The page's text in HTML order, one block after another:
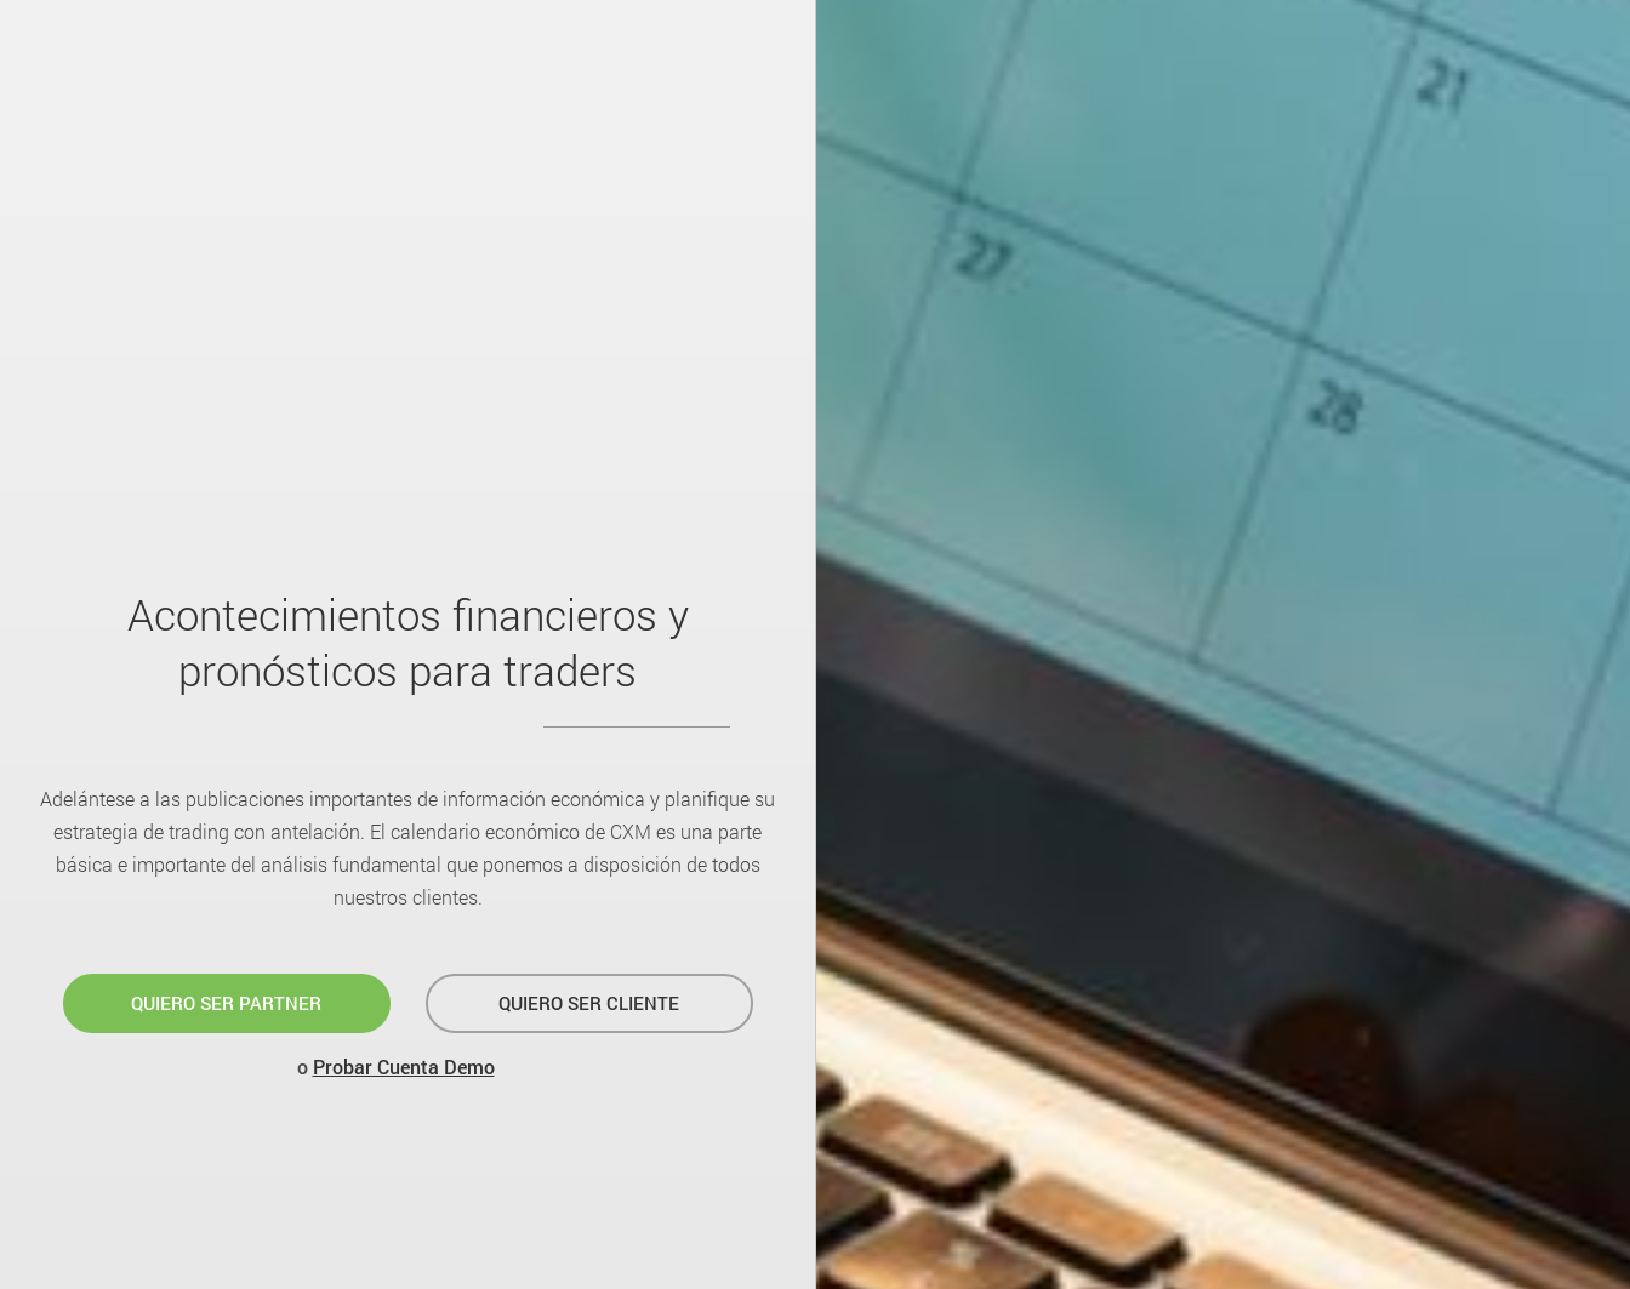
Acontecimientos financieros y
pronósticos para traders
Adelántese a las publicaciones importantes de información económica y planifique su
estrategia de trading con antelación. El calendario económico de CXM es una parte
básica e importante del análisis fundamental que ponemos a disposición de todos
nuestros clientes.
QUIERO SER PARTNER QUIERO SER CLIENTE
o Probar Cuenta Demo